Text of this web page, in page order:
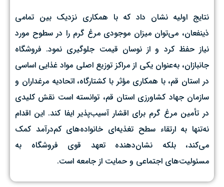
نتایج اولیه نشان داد که با همکاری نزدیک بین تمامی
ذینفعان، می‌توان میزان موجودی مرغ گرم را در سطوح مورد
نیاز حفظ کرد و از نوسان قیمت جلوگیری نمود. فروشگاه
جانبازان، به‌عنوان یکی از مراکز توزیع اصلی مواد غذایی اساسی
در استان قم، با همکاری مؤثر با کشتارگاه، اتحادیه مرغداران و
سازمان جهاد کشاورزی استان قم، توانسته است نقش کلیدی
در تأمین مرغ گرم برای اقشار آسیب‌پذیر ایفا کند. این اقدام
نه‌تنها به ارتقاء سطح تغذیه‌ای خانواده‌های کم‌درآمد کمک
می‌کند، بلکه نشان‌دهنده تعهد قوی فروشگاه به
مسئولیت‌های اجتماعی و حمایت از جامعه است.